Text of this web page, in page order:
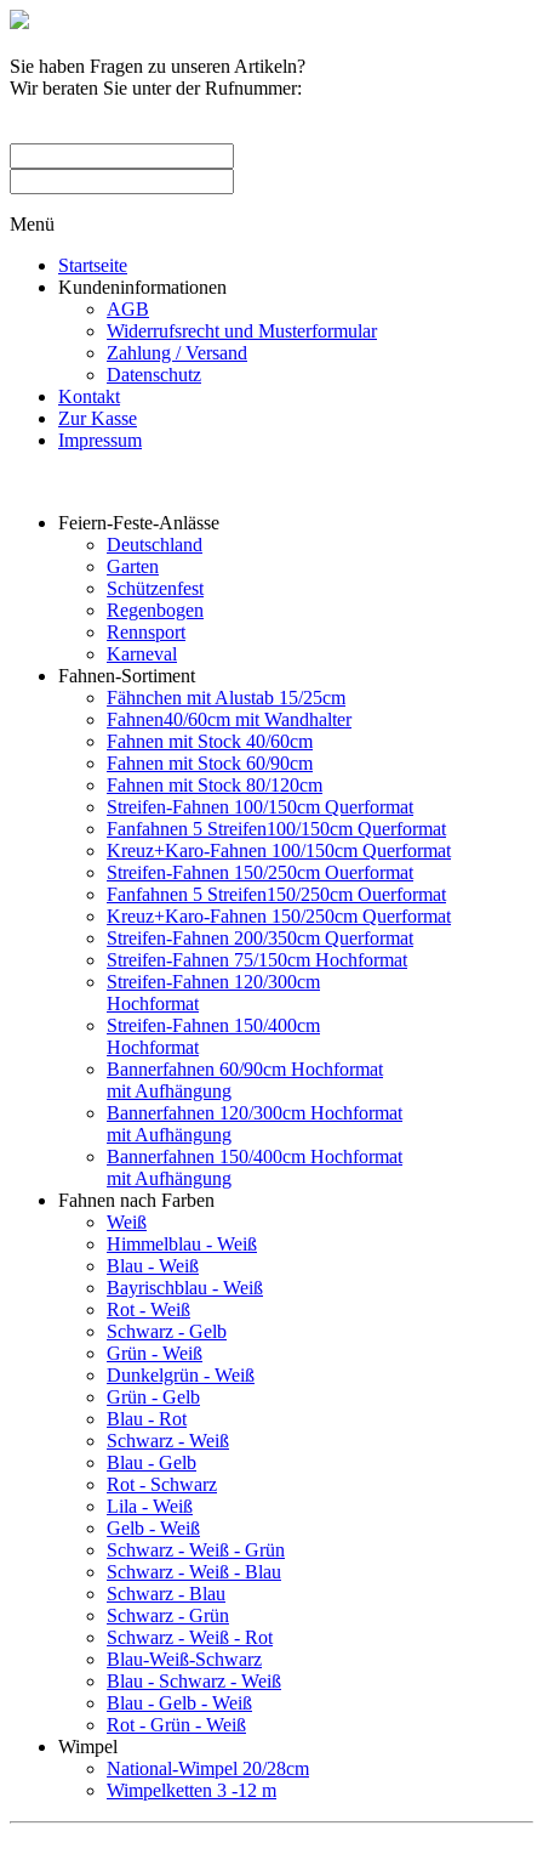
Sie haben Fragen zu unseren Artikeln?
Wir beraten Sie unter der Rufnummer:
Menü
Startseite
Kundeninformationen
AGB
Widerrufsrecht und Musterformular
Zahlung / Versand
Datenschutz
Kontakt
Zur Kasse
Impressum
Feiern-Feste-Anlässe
Deutschland
Garten
Schützenfest
Regenbogen
Rennsport
Karneval
Fahnen-Sortiment
Fähnchen mit Alustab 15/25cm
Fahnen40/60cm mit Wandhalter
Fahnen mit Stock 40/60cm
Fahnen mit Stock 60/90cm
Fahnen mit Stock 80/120cm
Streifen-Fahnen 100/150cm Querformat
Fanfahnen 5 Streifen100/150cm Querformat
Kreuz+Karo-Fahnen 100/150cm Querformat
Streifen-Fahnen 150/250cm Ouerformat
Fanfahnen 5 Streifen150/250cm Ouerformat
Kreuz+Karo-Fahnen 150/250cm Querformat
Streifen-Fahnen 200/350cm Querformat
Streifen-Fahnen 75/150cm Hochformat
Streifen-Fahnen 120/300cm
Hochformat
Streifen-Fahnen 150/400cm
Hochformat
Bannerfahnen 60/90cm Hochformat
mit Aufhängung
Bannerfahnen 120/300cm Hochformat
mit Aufhängung
Bannerfahnen 150/400cm Hochformat
mit Aufhängung
Fahnen nach Farben
Weiß
Himmelblau - Weiß
Blau - Weiß
Bayrischblau - Weiß
Rot - Weiß
Schwarz - Gelb
Grün - Weiß
Dunkelgrün - Weiß
Grün - Gelb
Blau - Rot
Schwarz - Weiß
Blau - Gelb
Rot - Schwarz
Lila - Weiß
Gelb - Weiß
Schwarz - Weiß - Grün
Schwarz - Weiß - Blau
Schwarz - Blau
Schwarz - Grün
Schwarz - Weiß - Rot
Blau-Weiß-Schwarz
Blau - Schwarz - Weiß
Blau - Gelb - Weiß
Rot - Grün - Weiß
Wimpel
National-Wimpel 20/28cm
Wimpelketten 3 -12 m